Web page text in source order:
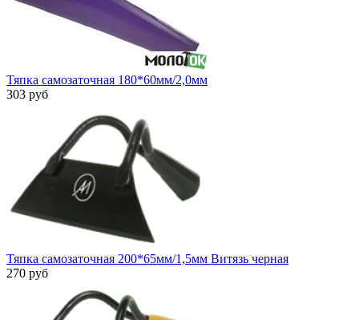
Тяпка самозаточная 180*60мм/2,0мм
303 руб
Тяпка самозаточная 200*65мм/1,5мм Витязь черная
270 руб